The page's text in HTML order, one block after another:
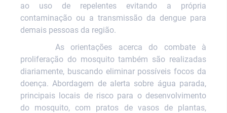
ao uso de repelentes evitando a própria
contaminação ou a transmissão da dengue para
demais pessoas da região.
As orientações acerca do combate à
proliferação do mosquito também são realizadas
diariamente, buscando eliminar possíveis focos da
doença. Abordagem de alerta sobre água parada,
principais locais de risco para o desenvolvimento
do mosquito, com pratos de vasos de plantas,